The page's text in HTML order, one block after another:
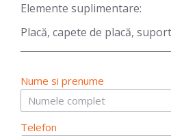
Elemente suplimentare:
Placă, capete de placă,
Nume si prenume
Telefon